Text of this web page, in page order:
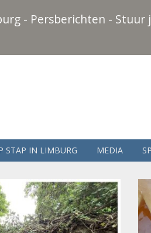
- Persberichten -
STAP IN LIMBURG MEDIA